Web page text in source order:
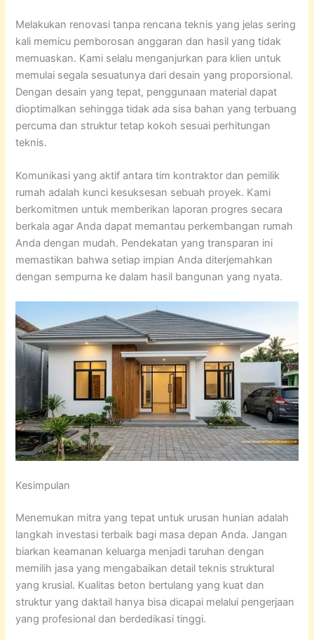
Melakukan renovasi tanpa rencana teknis yang jelas sering
kali memicu pemborosan anggaran dan hasil yang tidak
memuaskan. Kami selalu menganjurkan para klien untuk
memulai segala sesuatunya dari desain yang proporsional.
Dengan desain yang tepat, penggunaan material dapat
dioptimalkan sehingga tidak ada sisa bahan yang terbuang
percuma dan struktur tetap kokoh sesuai perhitungan
teknis.
Komunikasi yang aktif antara tim kontraktor dan pemilik
rumah adalah kunci kesuksesan sebuah proyek. Kami
berkomitmen untuk memberikan laporan progres secara
berkala agar Anda dapat memantau perkembangan rumah
Anda dengan mudah. Pendekatan yang transparan ini
memastikan bahwa setiap impian Anda diterjemahkan
dengan sempurna ke dalam hasil bangunan yang nyata.
Kesimpulan
Menemukan mitra yang tepat untuk urusan hunian adalah
langkah investasi terbaik bagi masa depan Anda. Jangan
biarkan keamanan keluarga menjadi taruhan dengan
memilih jasa yang mengabaikan detail teknis struktural
yang krusial. Kualitas beton bertulang yang kuat dan
struktur yang daktail hanya bisa dicapai melalui pengerjaan
yang profesional dan berdedikasi tinggi.